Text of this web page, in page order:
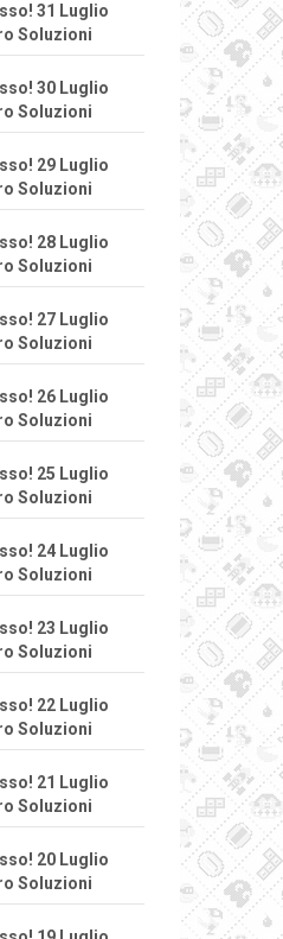
31 Luglio
Soluzioni
30 Luglio
Soluzioni
29 Luglio
Soluzioni
28 Luglio
Soluzioni
27 Luglio
Soluzioni
26 Luglio
Soluzioni
25 Luglio
Soluzioni
24 Luglio
Soluzioni
23 Luglio
Soluzioni
22 Luglio
Soluzioni
21 Luglio
Soluzioni
20 Luglio
Soluzioni